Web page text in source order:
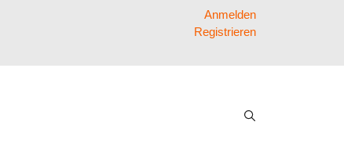
Anmelden
Registrieren